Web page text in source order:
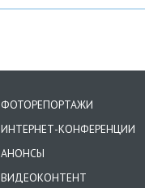
ФОТОРЕПОРТАЖИ
ИНТЕРНЕТ-КОНФЕРЕНЦИИ
АНОНСЫ
ВИДЕОКОНТЕНТ